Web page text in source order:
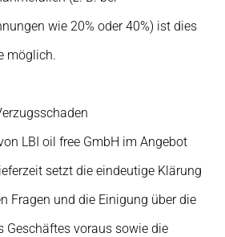
wie 20% oder 40%) ist dies
möglich.
LBI oil free GmbH im Angebot
setzt die eindeutige Klärung
Fragen und die Einigung über die
Geschäftes voraus sowie die